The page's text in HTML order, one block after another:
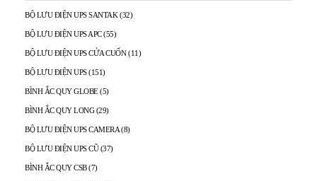
BỘ LƯU ĐIỆN UPS SANTAK (32)
BỘ LƯU ĐIỆN UPS APC (55)
BỘ LƯU ĐIỆN UPS CỬA CUỐN (11)
BỘ LƯU ĐIỆN UPS (151)
BÌNH ẮC QUY GLOBE (5)
BÌNH ẮC QUY LONG (29)
BỘ LƯU ĐIỆN UPS CAMERA (8)
BỘ LƯU ĐIỆN UPS CŨ (37)
BÌNH ẮC QUY CSB (7)